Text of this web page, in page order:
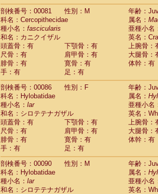
剖検番号：00081
性別：M
年齢：
科名：Cercopithecidae
属名：
種小名： fascicularis
亜種小名
和名：カニクイザル
英名：
頭蓋骨：有
下顎骨：有
上腕骨：
尺骨：有
肩甲骨：有
大腿骨：
腓骨：有
寛骨：有
体幹：有
手：有
足：有
剖検番号：00086
性別：F
年齢：
科名：Hylobatidae
属名：
種小名： lar
亜種小名
和名：シロテテナガザル
英名：
頭蓋骨：有
下顎骨：有
上腕骨：
尺骨：有
肩甲骨：有
大腿骨：
腓骨：有
寛骨：有
体幹：有
手：有
足：有
剖検番号：00090
性別：M
年齢：
科名：Hylobatidae
属名：
種小名： lar
亜種小名
和名：シロテテナガザル
英名：